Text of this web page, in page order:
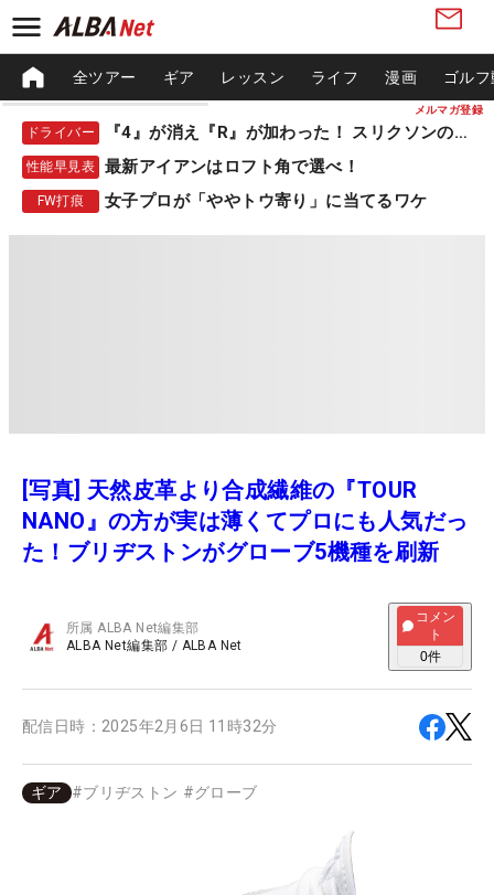
メルマガ登録
全ツアー ギア レッスン ライフ 漫画 ゴル
ドライバー 『4』が消え『R』が加わった！ スリクソンの新作
性能早見表 最新アイアンはロフト角で選べ！
FW打痕 女子プロが「ややトウ寄り」に当てるワケ
[写真] 天然皮革より合成繊維の『TOUR
NANO』の方が実は薄くてプロにも人気だっ
た！ブリヂストンがグローブ5機種を刷新
所属ALBA Net編集部
ALBA Net編集部 / ALBA Net
コメン
ト
0件
配信日時： 2025年2月6日 11時32分
ギア #ブリヂストン #グローブ